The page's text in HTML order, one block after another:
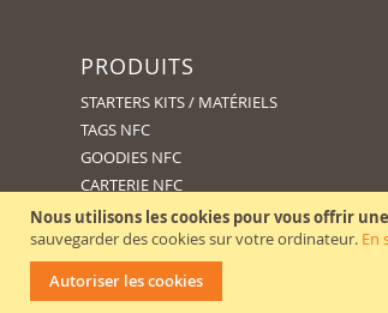
Nous utilisons les cookies pour vous offrir
sauvegarder des cookies sur votre ordinateur. En
Autoriser les cookies
PRODUITS
STARTERS KITS / MATÉRIELS
TAGS NFC
GOODIES NFC
CARTERIE NFC
ABONNEMENTS